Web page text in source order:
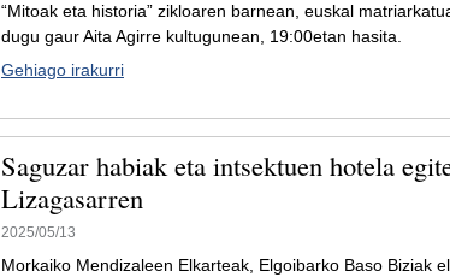
“Mitoak eta historia” zikloaren barnean, euskal
dugu gaur Aita Agirre kultugunean, 19:00etan hasita.
Gehiago irakurri
Saguzar habiak eta intsektuen hotela
Lizagasarren
2025/05/13
Morkaiko Mendizaleen Elkarteak, Elgoibarko Baso Biziak